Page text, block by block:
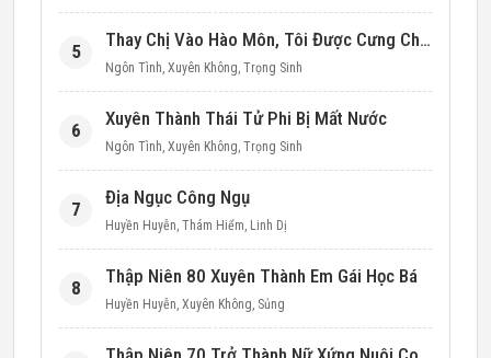
5
Thay Chị Vào Hào Môn, Tôi Được Cưng Chiều Hết Mực (Thập Niên 90)
Ngôn Tình, Xuyên Không, Trọng Sinh
6
Xuyên Thành Thái Tử Phi Bị Mất Nước
Ngôn Tình, Xuyên Không, Trọng Sinh
7
Địa Ngục Công Ngụ
Huyền Huyễn, Thám Hiểm, Linh Dị
8
Thập Niên 80 Xuyên Thành Em Gái Học Bá
Huyền Huyễn, Xuyên Không, Sủng